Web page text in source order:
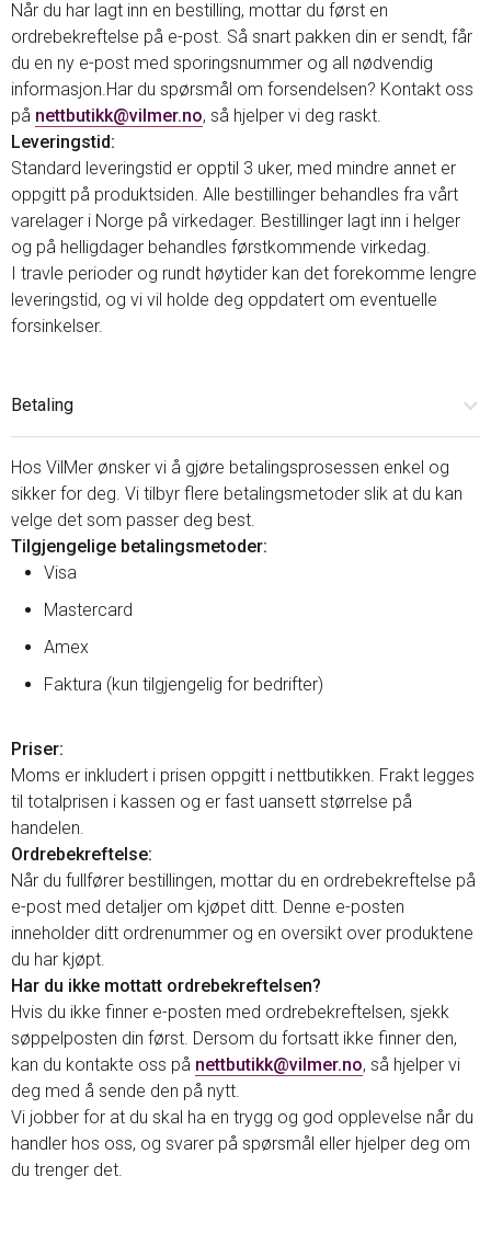
Når du har lagt inn en bestilling, mottar du først en
ordrebekreftelse på e-post. Så snart pakken din er sendt, får
du en ny e-post med sporingsnummer og all nødvendig
informasjon.Har du spørsmål om forsendelsen? Kontakt oss
på nettbutikk@vilmer.no, så hjelper vi deg raskt.
Leveringstid:
Standard leveringstid er opptil 3 uker, med mindre annet er
oppgitt på produktsiden. Alle bestillinger behandles fra vårt
varelager i Norge på virkedager. Bestillinger lagt inn i helger
og på helligdager behandles førstkommende virkedag.
I travle perioder og rundt høytider kan det forekomme lengre
leveringstid, og vi vil holde deg oppdatert om eventuelle
forsinkelser.
Betaling
Hos VilMer ønsker vi å gjøre betalingsprosessen enkel og
sikker for deg. Vi tilbyr flere betalingsmetoder slik at du kan
velge det som passer deg best.
Tilgjengelige betalingsmetoder:
Visa
Mastercard
Amex
Faktura (kun tilgjengelig for bedrifter)
Priser:
Moms er inkludert i prisen oppgitt i nettbutikken. Frakt legges
til totalprisen i kassen og er fast uansett størrelse på
handelen.
Ordrebekreftelse:
Når du fullfører bestillingen, mottar du en ordrebekreftelse på
e-post med detaljer om kjøpet ditt. Denne e-posten
inneholder ditt ordrenummer og en oversikt over produktene
du har kjøpt.
Har du ikke mottatt ordrebekreftelsen?
Hvis du ikke finner e-posten med ordrebekreftelsen, sjekk
søppelposten din først. Dersom du fortsatt ikke finner den,
kan du kontakte oss på nettbutikk@vilmer.no, så hjelper vi
deg med å sende den på nytt.
Vi jobber for at du skal ha en trygg og god opplevelse når du
handler hos oss, og svarer på spørsmål eller hjelper deg om
du trenger det.